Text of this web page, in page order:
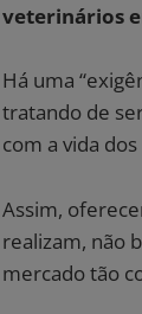
veterinários
Há uma
tratando de
com a vida dos
Assim,
realizam, não
mercado tão